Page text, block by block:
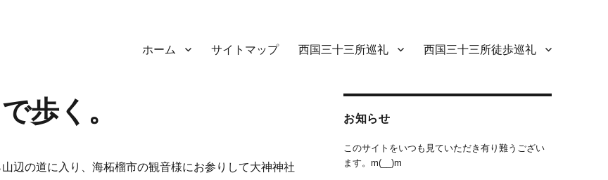
ホーム サイトマップ 西国三十三所巡礼 西国三十三所徒歩巡礼
歩く。
辺の道に入り、海柘榴市の観音様にお参りして大神神社
お知らせ
このサイトをいつも見ていただき有り難うござい
ます。m(__)m